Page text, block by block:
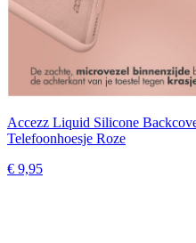
Accezz Liquid Silicone
Telefoonhoesje Roze
€ 9,95